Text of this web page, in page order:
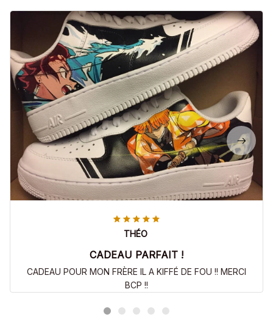
THÉO
CADEAU PARFAIT !
CADEAU POUR MON FRÈRE IL A KIFFÉ DE FOU !! MERCI
BCP !!